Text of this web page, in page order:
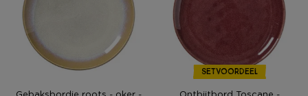
Gebaksbordje roots - oker -
SETVOORDEEL
Ontbijtbord Toscane -